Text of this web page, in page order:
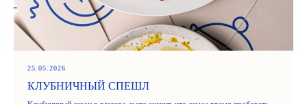
25.05.2026
КЛУБНИЧНЫЙ СПЕШЛ